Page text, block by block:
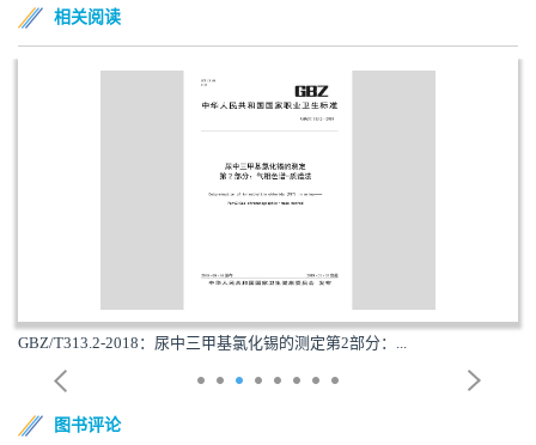
相关阅读
GBZ/T313.2-2018：尿中三甲基氯化锡的测定第2部分：...
图书评论